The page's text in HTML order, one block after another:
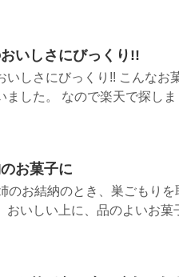
いしさにびっくり!!
いしさにびっくり!! こんなお
ました。 なので楽天で探しま
お菓子に
のお結納のとき、巣ごもり
おいしい上に、品のよいお菓